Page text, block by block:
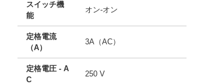
スイッチ機
能
オン-オン
定格電流
（A）
3A（AC）
定格電圧 - A
C
250 V